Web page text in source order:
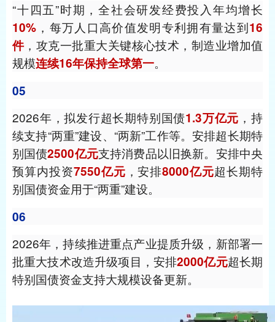
“十四五”时期，全社会研发经费投入年均增长
10% ，每万人口高价值发明专利拥有量达到16
件，攻克一批重大关键核心技术，制造业增加值
规模连续16年保持全球第一。
05
2026年，拟发行超长期特别国债1.3万亿元 ，持
续支持“两重”建设、“两新”工作等。安排超长期特
别国债2500亿元支持消费品以旧换新。安排中央
预算内投资7550亿元 ，安排8000亿元超长期特
别国债资金用于“两重”建设。
06
2026年，持续推进重点产业提质升级，新部署一
批重大技术改造升级项目，安排2000亿元超长期
特别国债资金支持大规模设备更新。